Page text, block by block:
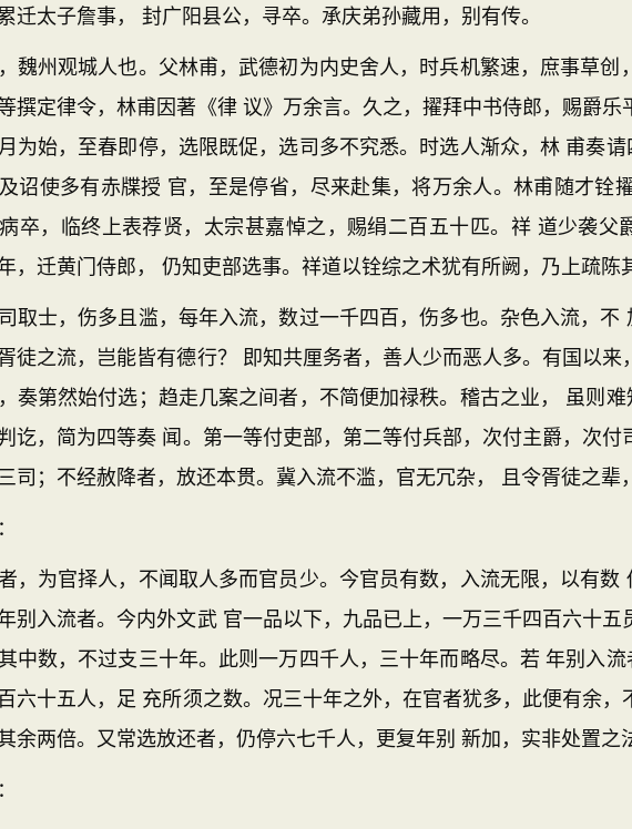
迁太子詹事， 封广阳县公，寻卒。承庆弟孙藏用，别有传。
州观城人也。父林甫，武德初为内史舍人，时兵机繁速，庶事草创
撰定律令，林甫因著《律 议》万余言。久之，擢拜中书侍郎，赐爵
为始，至春即停，选限既促，选司多不究悉。时选人渐众，林 甫奏
诏使多有赤牒授 官，至是停省，尽来赴集，将万余人。林甫随才铨
卒，临终上表荐贤，太宗甚嘉悼之，赐绢二百五十匹。祥 道少袭
，迁黄门侍郎， 仍知吏部选事。祥道以铨综之术犹有所阙，乃上疏陈
士，伤多且滥，每年入流，数过一千四百，伤多也。杂色入流，不
徒之流，岂能皆有德行？ 即知共厘务者，善人少而恶人多。有国以
奏第然始付选；趋走几案之间者，不简便加禄秩。稽古之业， 虽则
讫，简为四等奏 闻。第一等付吏部，第二等付兵部，次付主爵，次
司；不经赦降者，放还本贯。冀入流不滥，官无冗杂， 且令胥徒之辈
为官择人，不闻取人多而官员少。今官员有数，入流无限，以有数
别入流者。今内外文武 官一品以下，九品已上，一万三千四百六十
中数，不过支三十年。此则一万四千人，三十年而略尽。若 年别入
六十五人，足 充所须之数。况三十年之外，在官者犹多，此便有余
余两倍。又常选放还者，仍停六七千人，更复年别 新加，实非处置之